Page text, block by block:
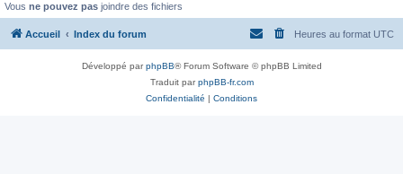
Vous ne pouvez pas joindre des fichiers
Accueil Index du forum Heures au format UTC
Développé parphpBB® Forum Software © phpBB Limited
Traduit parphpBB-fr.com
Confidentialité | Conditions